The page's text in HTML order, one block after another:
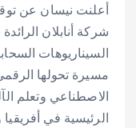
أعلنت نيسان عن
شركة أنابلان
السيناريوهات
مسيرة تحولها
الاصطناعي وتعلم
الرئيسية في